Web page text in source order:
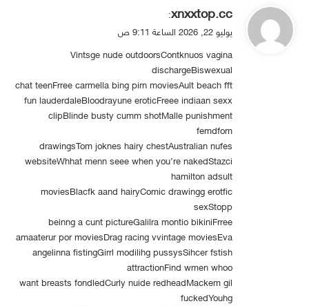
ي
و
ل
xnxxtop.cc
:
يوليو 22, 2026 الساعة 9:11 ص
Vintsge nude outdoorsContknuos vagina
dischargeBiswexual
chat teenFrree carmella bing pirn moviesAult beach fft
fun lauderdaleBloodrayune eroticFreee indiaan sexx
clipBlinde busty cumm shotMalle punishment
femdfom
drawingsTom joknes hairy chestAustralian nufes
websiteWhhat menn seee when you’re nakedStazci
hamilton adsult
moviesBlacfk aand hairyComic drawingg erotfic
sexStopp
beinng a cunt pictureGalilra montio bikiniFrree
amaaterur por moviesDrag racing vvintage moviesEva
angelinna fistingGirrl modilihg pussysSihcer fstish
attractionFind wmen whoo
want breasts fondledCurly nuide redheadMackem gil
fuckedYouhg